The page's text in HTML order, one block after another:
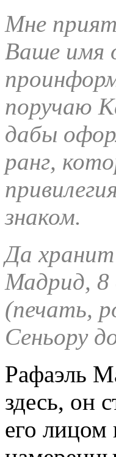
Мне
Ваше имя
поручаю
дабы
ранг,
знаком.
Да
Мадрид, 8
(печать,
Сеньору
Рафаэль
здесь, он
его лицом